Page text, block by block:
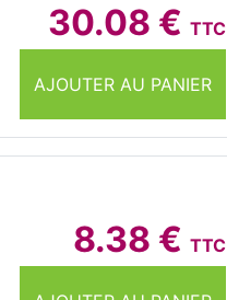
30.08 € TTC
AJOUTER AU PANIER
8.38 € TTC